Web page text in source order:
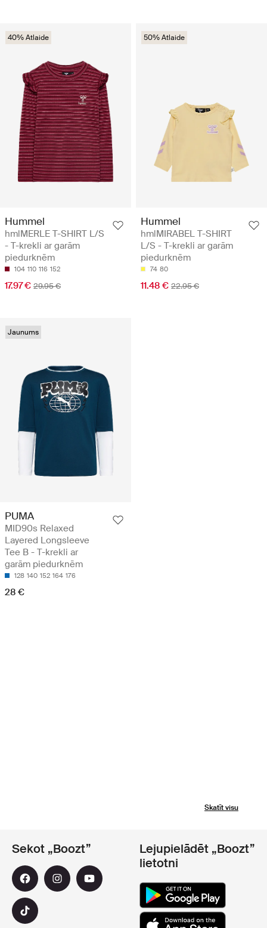
40% Atlaide
Hummel
hmlMERLE T-SHIRT L/S
- T-krekli ar garām
piedurknēm
104 110 116 152
17.97 € 29.95 €
50% Atlaide
Hummel
hmlMIRABEL T-SHIRT
L/S - T-krekli ar garām
piedurknēm
74 80
11.48 € 22.95 €
Jaunums
PUMA
MID90s Relaxed
Layered Longsleeve
Tee B - T-krekli ar
garām piedurknēm
128 140 152 164 176
28 €
Skatīt visu
Sekot „Boozt”
Lejupielādēt „Boozt”
lietotni